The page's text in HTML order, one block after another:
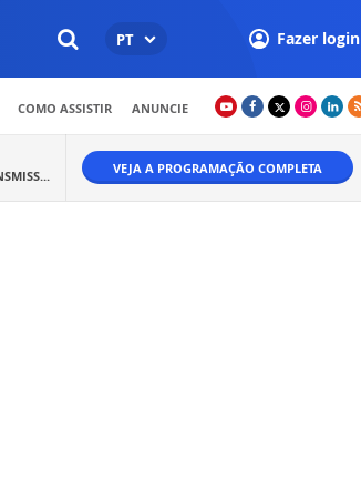
PT Fazer login
COMO ASSISTIR ANUNCIE
VEJA A PROGRAMAÇÃO COMPLETA